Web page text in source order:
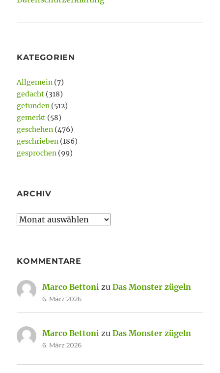
KATEGORIEN
Allgemein (7)
gedacht (318)
gefunden (512)
gemerkt (58)
geschehen (476)
geschrieben (186)
gesprochen (99)
ARCHIV
Archiv
KOMMENTARE
Marco Bettoni zuDas Monster zügeln
6. März 2026
Marco Bettoni zuDas Monster zügeln
6. März 2026